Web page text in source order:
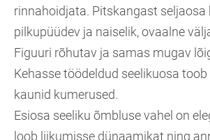
rinnahoidjata. Pitskangast seljaosa
pilkupüüdev ja naiselik, ovaalne
Figuuri rõhutav ja samas mugav
Kehasse töödeldud seelikuosa toob
kaunid kumerused.
Esiosa seeliku õmbluse vahel on
loob liikumisse dünaamikat ning